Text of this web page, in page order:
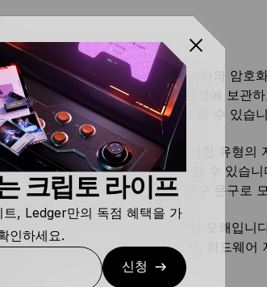
저장하는 물리적 장치입니다. 귀하의 암호
수 있지만 개인 키를 격리된 환경에 보관
로부터 개인 키를 안전하게 보호할 수 있습
어 지갑의 핵심 기능이지만 이러한 유형의
블록체인 주소나 계정을 생성할 수 있습
며 관리하기 쉬운 하나의 비밀 복구 문구로
관용이라고 생각하지만 이는 흔한 오해입니
할 수 있습니다. 간단히 말해서, 하드웨어
니다.
크립토 라이프
, Ledger만의 독점 혜택을 가
인하세요.
신청